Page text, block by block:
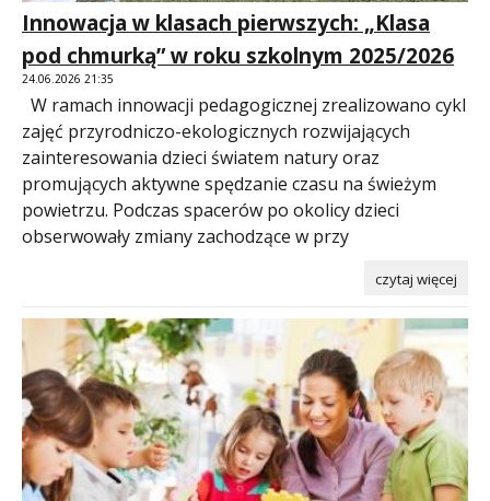
Innowacja w klasach pierwszych: „Klasa
pod chmurką” w roku szkolnym 2025/2026
24.06.2026 21:35
W ramach innowacji pedagogicznej zrealizowano cykl
zajęć przyrodniczo-ekologicznych rozwijających
zainteresowania dzieci światem natury oraz
promujących aktywne spędzanie czasu na świeżym
powietrzu. Podczas spacerów po okolicy dzieci
obserwowały zmiany zachodzące w przy
czytaj więcej